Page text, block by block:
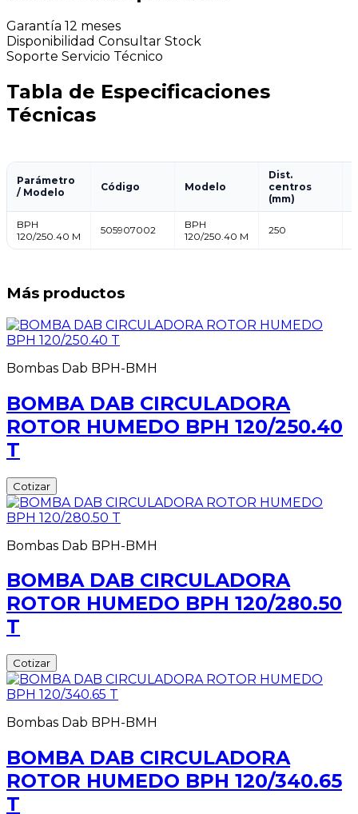
Garantía 12 meses
Disponibilidad Consultar Stock
Soporte Servicio Técnico
Tabla de Especificaciones
Técnicas
Parámetro
/ Modelo
Código Modelo
Dist.
centros
(mm)
BPH
120/250.40 M
505907002
BPH
120/250.40 M
250
Más productos
Bombas Dab BPH-BMH
BOMBA DAB CIRCULADORA
ROTOR HUMEDO BPH 120/250.40
T
Cotizar
Bombas Dab BPH-BMH
BOMBA DAB CIRCULADORA
ROTOR HUMEDO BPH 120/280.50
T
Cotizar
Bombas Dab BPH-BMH
BOMBA DAB CIRCULADORA
ROTOR HUMEDO BPH 120/340.65
T